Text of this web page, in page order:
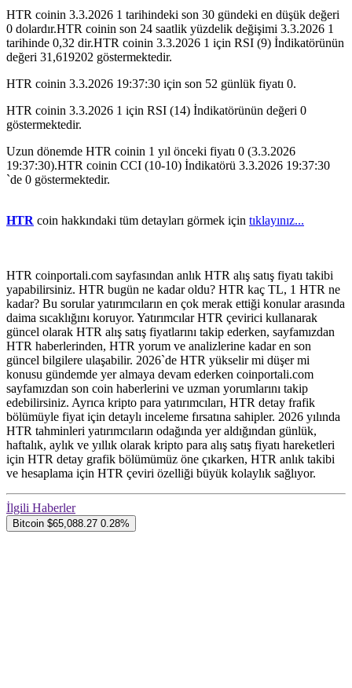
HTR coinin 3.3.2026 1 tarihindeki son 30 gündeki en düşük değeri
0 dolardır.HTR coinin son 24 saatlik yüzdelik değişimi 3.3.2026 1
tarihinde 0,32 dir.HTR coinin 3.3.2026 1 için RSI (9) İndikatörünün
değeri 31,619202 göstermektedir.
HTR coinin 3.3.2026 19:37:30 için son 52 günlük fiyatı 0.
HTR coinin 3.3.2026 1 için RSI (14) İndikatörünün değeri 0
göstermektedir.
Uzun dönemde HTR coinin 1 yıl önceki fiyatı 0 (3.3.2026
19:37:30).HTR coinin CCI (10-10) İndikatörü 3.3.2026 19:37:30
`de 0 göstermektedir.
HTR coin hakkındaki tüm detayları görmek için tıklayınız...
HTR coinportali.com sayfasından anlık HTR alış satış fiyatı takibi
yapabilirsiniz. HTR bugün ne kadar oldu? HTR kaç TL, 1 HTR ne
kadar? Bu sorular yatırımcıların en çok merak ettiği konular arasında
daima sıcaklığını koruyor. Yatırımcılar HTR çevirici kullanarak
güncel olarak HTR alış satış fiyatlarını takip ederken, sayfamızdan
HTR haberlerinden, HTR yorum ve analizlerine kadar en son
güncel bilgilere ulaşabilir. 2026`de HTR yükselir mi düşer mi
konusu gündemde yer almaya devam ederken coinportali.com
sayfamızdan son coin haberlerini ve uzman yorumlarını takip
edebilirsiniz. Ayrıca kripto para yatırımcıları, HTR detay frafik
bölümüyle fiyat için detaylı inceleme fırsatına sahipler. 2026 yılında
HTR tahminleri yatırımcıların odağında yer aldığından günlük,
haftalık, aylık ve yıllık olarak kripto para alış satış fiyatı hareketleri
için HTR detay grafik bölümümüz öne çıkarken, HTR anlık takibi
ve hesaplama için HTR çeviri özelliği büyük kolaylık sağlıyor.
İlgili Haberler
Bitcoin $65,088.27 0.28%